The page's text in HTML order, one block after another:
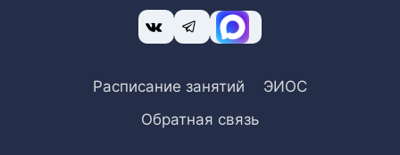
Расписание занятий
ЭИОС
Обратная связь